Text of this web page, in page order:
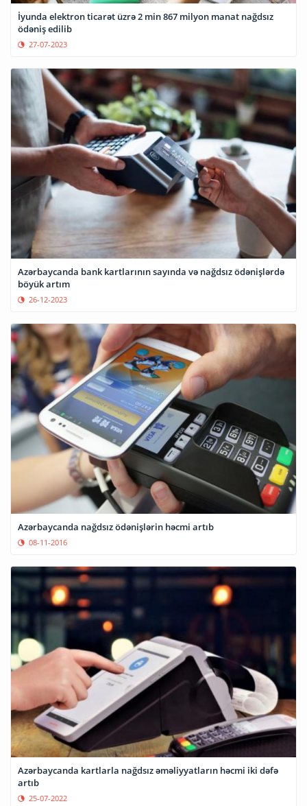
İyunda elektron ticarət üzrə 2 min 867 milyon manat nağdsız
ödəniş edilib
27-07-2023
Azərbaycanda bank kartlarının sayında və nağdsız ödənişlərdə
böyük artım
26-12-2023
Azərbaycanda nağdsız ödənişlərin həcmi artıb
08-11-2016
Azərbaycanda kartlarla nağdsız əməliyyatların həcmi iki dəfə
artıb
25-07-2022